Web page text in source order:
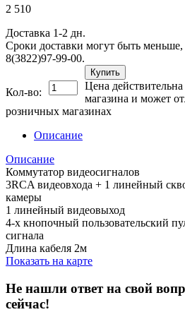
2 510
Доставка 1-2 дн.
Сроки доставки могут быть
8(3822)97-99-00.
Кол-во:
Купить
Цена
магазина и может
розничных магазинах
Описание
Описание
Коммутатор видеосигналов
3RCA видеовхода + 1 линейный
камеры
1 линейный видеовыход
4-х кнопочный пользовательский
сигнала
Длина кабеля 2м
Показать на карте
Не нашли ответ на свой
сейчас!